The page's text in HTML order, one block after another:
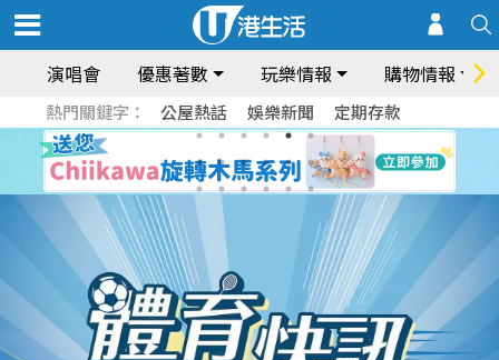
演唱會 優惠著數 玩樂情報 購物情報
熱門關鍵字： 公屋熱話 娛樂新聞 定期存款